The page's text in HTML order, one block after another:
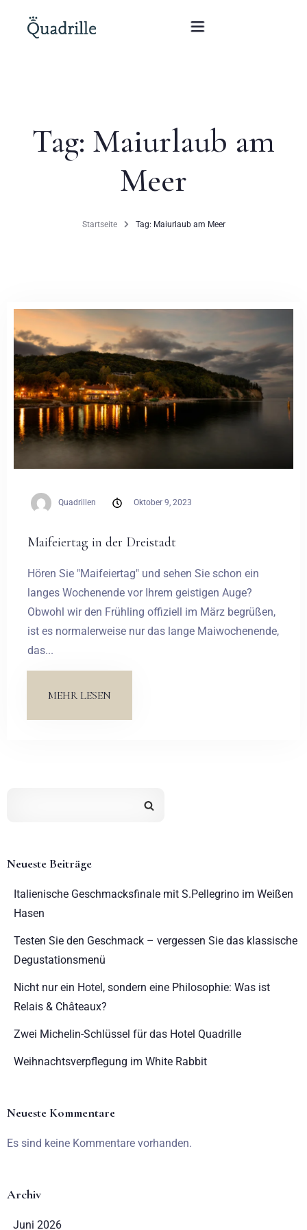
Hotel für Erwachsene
Zimmer
Hochzeiten
Kontakt
PL
Tag: Maiurlaub am
Meer
Startseite Tag: Maiurlaub am Meer
Quadrillen Oktober 9, 2023
Maifeiertag in der Dreistadt
Hören Sie "Maifeiertag" und sehen Sie schon ein
langes Wochenende vor Ihrem geistigen Auge?
Obwohl wir den Frühling offiziell im März begrüßen,
ist es normalerweise nur das lange Maiwochenende,
das...
MEHR LESEN
Neueste Beiträge
Italienische Geschmacksfinale mit S.Pellegrino im Weißen
Hasen
Testen Sie den Geschmack – vergessen Sie das klassische
Degustationsmenü
Nicht nur ein Hotel, sondern eine Philosophie: Was ist
Relais & Châteaux?
Zwei Michelin-Schlüssel für das Hotel Quadrille
Weihnachtsverpflegung im White Rabbit
Neueste Kommentare
Es sind keine Kommentare vorhanden.
Archiv
Juni 2026